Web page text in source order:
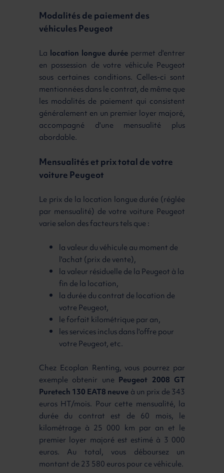
Modalités de paiement des
véhicules Peugeot
La location longue duréepermet d'entrer
en possession de votre véhicule Peugeot
sous certaines conditions. Celles-ci sont
mentionnées dans le contrat, de même que
les modalités de paiement qui consistent
généralement en un premier loyer majoré,
accompagné d'une mensualité plus
abordable.
Mensualités et prix total de votre
voiture Peugeot
Le prix de la location longue durée (réglée
par mensualité) de votre voiture Peugeot
varie selon des facteurs tels que :
la valeur du véhicule au moment de
l'achat (prix de vente),
la valeur résiduelle de la Peugeot à la
fin de la location,
la durée du contrat de location de
votre Peugeot,
le forfait kilométrique par an,
les services inclus dans l'offre pour
votre Peugeot, etc.
Chez Ecoplan Renting, vous pourrez par
exemple obtenir une Peugeot 2008 GT
Puretech 130 EAT8 neuveà un prix de 343
euros HT/mois. Pour cette mensualité, la
durée du contrat est de 60 mois, le
kilométrage à 25 000 km par an et le
premier loyer majoré est estimé à 3 000
euros. Au total, vous déboursez un
montant de 23 580 euros pour ce véhicule.